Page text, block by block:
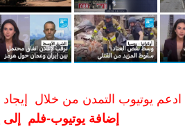
ادعم يوتيوب التمدن من خلال إيجاد
إضافة يوتيوب-فلم إلى